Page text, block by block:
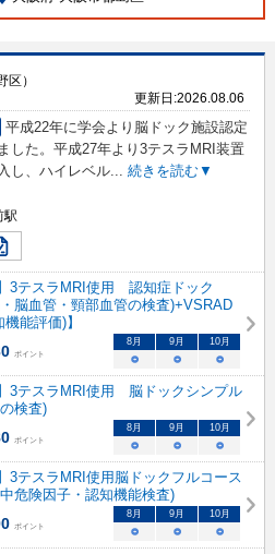
区）
更新日:2026.08.06
平成22年に学会より脳ドック施設認定
した。平成27年より3テスラMRI装置
し、ハイレベル... 続きを読む▼
駅
】3テスラMRI使用 認知症ドック
脳血管・頸部血管の検査)+VSRAD
能評価)】
ポイント
8月 9月 10月
○ ○ ○
3テスラMRI使用 脳ドックシンプル
検査)
ポイント
8月 9月 10月
○ ○ ○
3テスラMRI使用脳ドックフルコース
危険因子・認知機能検査)
ポイント
8月 9月 10月
○ ○ ○